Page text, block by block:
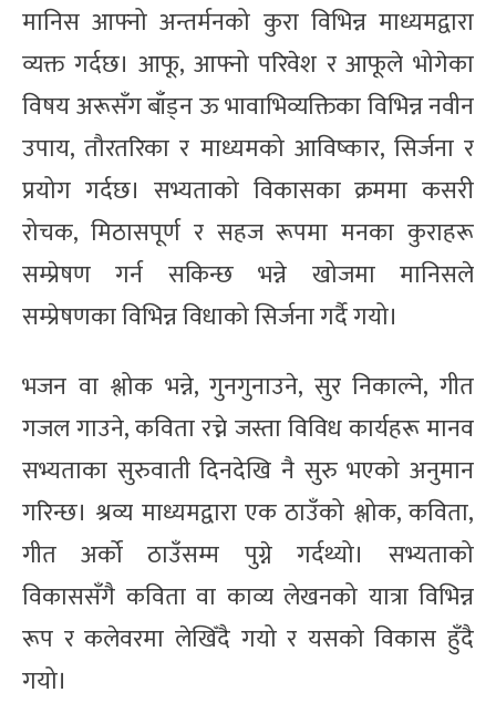
मानिस आफ्नो अन्तर्मनको कुरा विभिन्न माध्यमद्वारा
व्यक्त गर्दछ। आफू, आफ्नो परिवेश र आफूले भोगेका
विषय अरूसँग बाँड्न ऊ भावाभिव्यक्तिका विभिन्न नवीन
उपाय, तौरतरिका र माध्यमको आविष्कार, सिर्जना र
प्रयोग गर्दछ। सभ्यताको विकासका क्रममा कसरी
रोचक, मिठासपूर्ण र सहज रूपमा मनका कुराहरू
सम्प्रेषण गर्न सकिन्छ भन्ने खोजमा मानिसले
सम्प्रेषणका विभिन्न विधाको सिर्जना गर्दै गयो।
भजन वा श्लोक भन्ने, गुनगुनाउने, सुर निकाल्ने, गीत
गजल गाउने, कविता रच्ने जस्ता विविध कार्यहरू मानव
सभ्यताका सुरुवाती दिनदेखि नै सुरु भएको अनुमान
गरिन्छ। श्रव्य माध्यमद्वारा एक ठाउँको श्लोक, कविता,
गीत अर्को ठाउँसम्म पुग्ने गर्दथ्यो। सभ्यताको
विकाससँगै कविता वा काव्य लेखनको यात्रा विभिन्न
रूप र कलेवरमा लेखिँदै गयो र यसको विकास हुँदै
गयो।